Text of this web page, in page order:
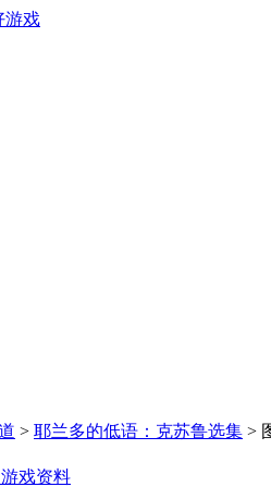
> 耶兰多的低语：克苏鲁选集 >
游戏资料